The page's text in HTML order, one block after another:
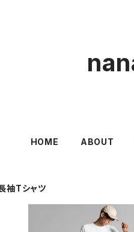
HOME ABOUT
袖Tシャツ